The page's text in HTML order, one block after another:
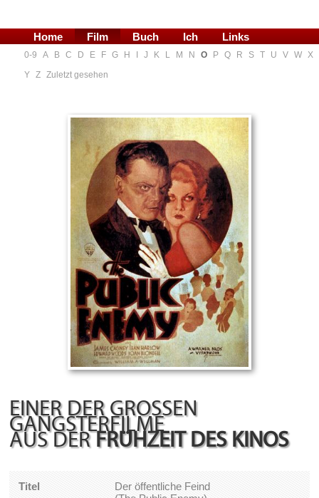
Home Film Buch Ich Links
0-9 A B C D E F G H J K L M N O P Q R S T U V W X
Y Z Zuletzt gesehen
EINER DER GROSSEN G
ANGSTERFILME
AUS DER FRÜHZEIT DES KINOS
Titel
Der öffentliche Feind